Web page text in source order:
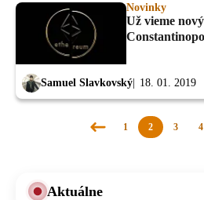
Novinky
Už vieme
Samuel Slavkovský 18. 01. 2019
Predchádzajúca
1 2 3 4
Aktuálne